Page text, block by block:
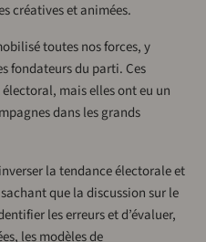
créatives et animées.
toutes nos forces, y
fondateurs du parti. Ces
mais elles ont eu un
dans les grands
la tendance électorale et
que la discussion sur le
les erreurs et d’évaluer,
les modèles de